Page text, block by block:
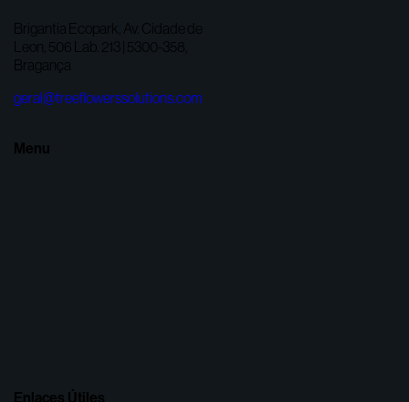
Brigantia Ecopark, Av. Cidade de
Leon, 506 Lab. 213 | 5300-358,
Bragança
geral@treeflowerssolutions.com
Menu
Enlaces Útiles